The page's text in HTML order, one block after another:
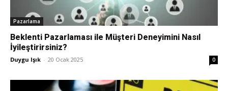
Pazarlama
Beklenti Pazarlaması ile Müşteri Deneyimini Nasıl
İyileştirirsiniz?
Duygu Işık - 20 Ocak 2025 0